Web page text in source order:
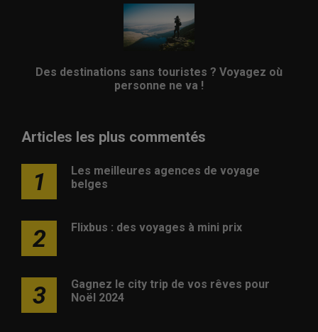
Des destinations sans touristes ? Voyagez où
personne ne va !
Articles les plus commentés
1
Les meilleures agences de voyage
belges
2 Flixbus : des voyages à mini prix
3
Gagnez le city trip de vos rêves pour
Noël 2024